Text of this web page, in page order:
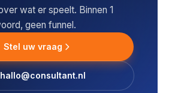
wat er speelt. Binnen 1
geen funnel.
Stel uw vraag
hallo@consultant.nl